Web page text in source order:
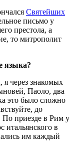
Святейших
письмо у
престола, а
то митрополит
языка?
я через знакомых
Паоло, два
это было сложно
до
По приезде в Рим у
итальянского в
им каждый